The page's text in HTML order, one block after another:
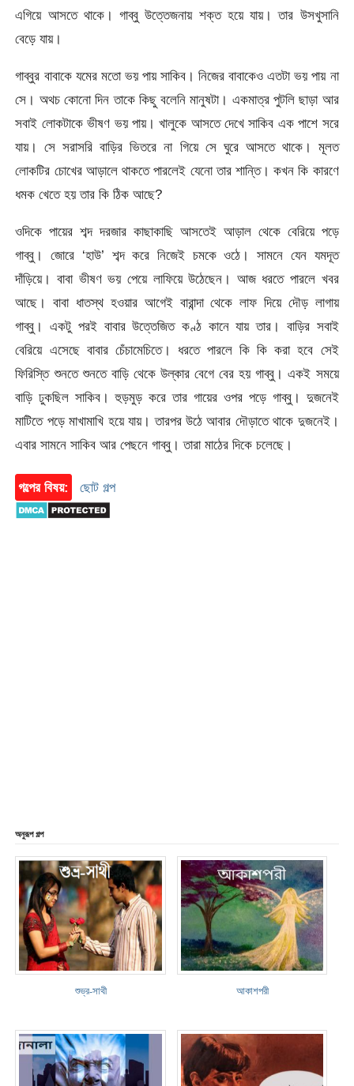
এগিয়ে আসতে থাকে। গাব্বু উত্তেজনায় শক্ত হয়ে যায়। তার উসখুসানি
বেড়ে যায়।
গাব্বুর বাবাকে যমের মতো ভয় পায় সাকিব। নিজের বাবাকেও এতটা ভয় পায় না
সে। অথচ কোনো দিন তাকে কিছু বলেনি মানুষটা। একমাত্র পুটলি ছাড়া আর
সবাই লোকটাকে ভীষণ ভয় পায়। খালুকে আসতে দেখে সাকিব এক পাশে সরে
যায়। সে সরাসরি বাড়ির ভিতরে না গিয়ে সে ঘুরে আসতে থাকে। মূলত
লোকটির চোখের আড়ালে থাকতে পারলেই যেনো তার শান্তি। কখন কি কারণে
ধমক খেতে হয় তার কি ঠিক আছে?
ওদিকে পায়ের শব্দ দরজার কাছাকাছি আসতেই আড়াল থেকে বেরিয়ে পড়ে
গাব্বু। জোরে ‘হাউ’ শব্দ করে নিজেই চমকে ওঠে। সামনে যেন যমদূত
দাঁড়িয়ে। বাবা ভীষণ ভয় পেয়ে লাফিয়ে উঠেছেন। আজ ধরতে পারলে খবর
আছে। বাবা ধাতস্থ হওয়ার আগেই বারান্দা থেকে লাফ দিয়ে দৌড় লাগায়
গাব্বু। একটু পরই বাবার উত্তেজিত কণ্ঠ কানে যায় তার। বাড়ির সবাই
বেরিয়ে এসেছে বাবার চেঁচামেচিতে। ধরতে পারলে কি কি করা হবে সেই
ফিরিস্তি শুনতে শুনতে বাড়ি থেকে উল্কার বেগে বের হয় গাব্বু। একই সময়ে
বাড়ি ঢুকছিল সাকিব। হুড়মুড় করে তার গায়ের ওপর পড়ে গাব্বু। দুজনেই
মাটিতে পড়ে মাখামাখি হয়ে যায়। তারপর উঠে আবার দৌড়াতে থাকে দুজনেই।
এবার সামনে সাকিব আর পেছনে গাব্বু। তারা মাঠের দিকে চলেছে।
গল্পের বিষয়: ছোট গল্প
অনুরূপ গল্প
শুভ্র-সাথী আকাশপরী